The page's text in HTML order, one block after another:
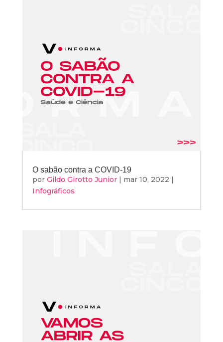
O sabão contra a COVID-19
por Gildo Girotto Junior| mar 10, 2022 |
Infográficos